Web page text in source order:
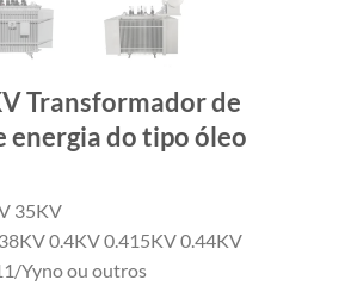
Transformador de
do tipo óleo
35KV
0.4KV 0.415KV 0.44KV
Yyno ou outros